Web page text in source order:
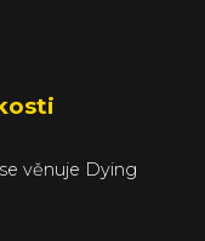
věnuje Dying